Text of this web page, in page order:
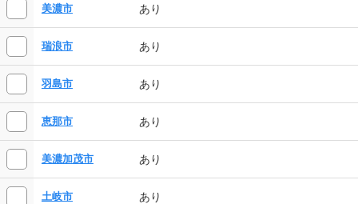
美濃市 あり
瑞浪市 あり
羽島市 あり
恵那市 あり
美濃加茂市 あり
土岐市 あり